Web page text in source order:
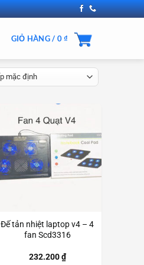
GIỎ HÀNG / 0₫
Đế tản nhiệt laptop v4 – 4
fan Scd3316
232.200₫